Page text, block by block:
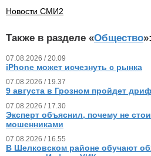
Новости СМИ2
Также в разделе «Общество»:
07.08.2026 / 20.09
iPhone может исчезнуть с рынка
07.08.2026 / 19.37
9 августа в Грозном пройдет
07.08.2026 / 17.30
Эксперт объяснил, почему не
мошенниками
07.08.2026 / 16.55
В Шелковском районе обучают